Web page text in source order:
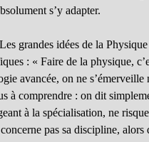
s’y adapter.
grandes idées de la
: « Faire de la physique,
avancée, on ne
à comprendre : on dit
à la spécialisation, ne
pas sa discipline,